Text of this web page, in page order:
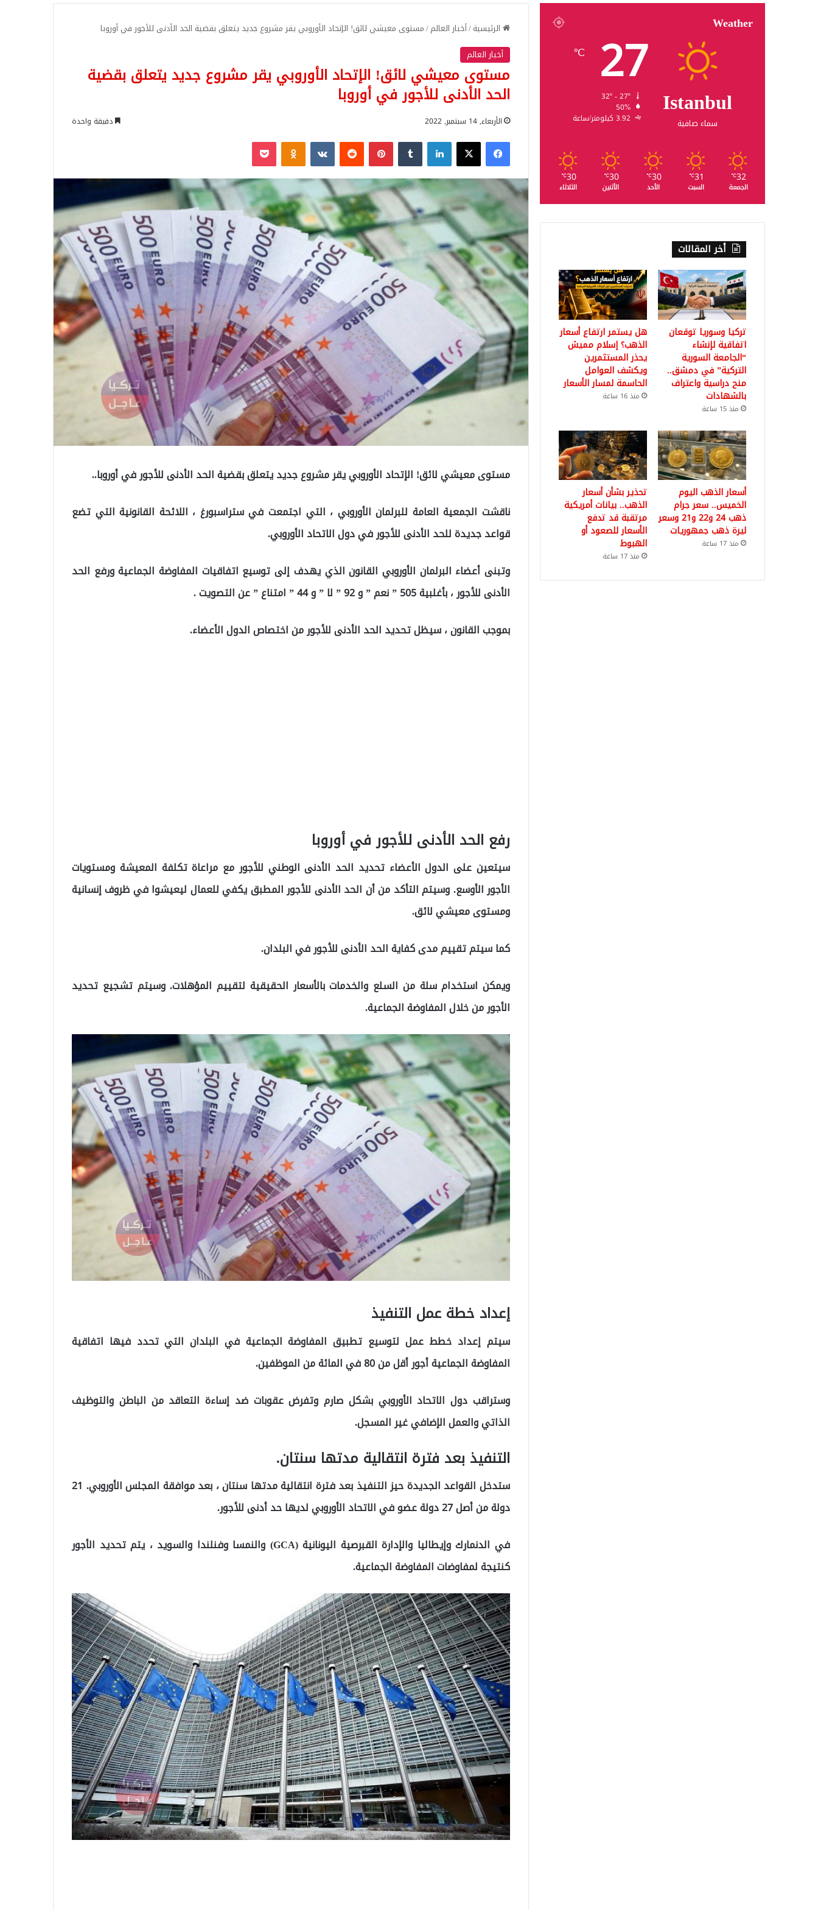
الرئيسية/أخبار العالم/مستوى معيشي لائق! الإتحاد الأوروبي يقر مشروع جديد يتعلق بقضية الحد الأدنى للأجور في أوروبا
أخبار العالم
مستوى معيشي لائق! الإتحاد الأوروبي يقر مشروع جديد يتعلق بقضية
الحد الأدنى للأجور في أوروبا
الأربعاء, 14 سبتمبر, 2022 دقيقة واحدة
فيسبوك‫X لينكدإن بينتيريست Odnoklassniki
‫Pocket
مستوى معيشي لائق! الإتحاد الأوروبي يقر مشروع جديد يتعلق بقضية الحد الأدنى للأجور في أوروبا..
ناقشت الجمعية العامة للبرلمان الأوروبي ، التي اجتمعت في ستراسبورغ ، اللائحة القانونية التي تضع
قواعد جديدة للحد الأدنى للأجور في دول الاتحاد الأوروبي.
وتبنى أعضاء البرلمان الأوروبي القانون الذي يهدف إلى توسيع اتفاقيات المفاوضة الجماعية ورفع الحد
الأدنى للأجور ، بأغلبية 505 ” نعم ” و 92 ” لا ” و 44 ” امتناع ” عن التصويت .
بموجب القانون ، سيظل تحديد الحد الأدنى للأجور من اختصاص الدول الأعضاء.
رفع الحد الأدنى للأجور في أوروبا
سيتعين على الدول الأعضاء تحديد الحد الأدنى الوطني للأجور مع مراعاة تكلفة المعيشة ومستويات
الأجور الأوسع. وسيتم التأكد من أن الحد الأدنى للأجور المطبق يكفي للعمال ليعيشوا في ظروف إنسانية
ومستوى معيشي لائق.
كما سيتم تقييم مدى كفاية الحد الأدنى للأجور في البلدان.
ويمكن استخدام سلة من السلع والخدمات بالأسعار الحقيقية لتقييم المؤهلات. وسيتم تشجيع تحديد
الأجور من خلال المفاوضة الجماعية.
إعداد خطة عمل التنفيذ
سيتم إعداد خطط عمل لتوسيع تطبيق المفاوضة الجماعية في البلدان التي تحدد فيها اتفاقية
المفاوضة الجماعية أجور أقل من 80 في المائة من الموظفين.
وستراقب دول الاتحاد الأوروبي بشكل صارم وتفرض عقوبات ضد إساءة التعاقد من الباطن والتوظيف
الذاتي والعمل الإضافي غير المسجل.
التنفيذ بعد فترة انتقالية مدتها سنتان.
ستدخل القواعد الجديدة حيز التنفيذ بعد فترة انتقالية مدتها سنتان ، بعد موافقة المجلس الأوروبي. 21
دولة من أصل 27 دولة عضو في الاتحاد الأوروبي لديها حد أدنى للأجور.
في الدنمارك وإيطاليا والإدارة القبرصية اليونانية (GCA) والنمسا وفنلندا والسويد ، يتم تحديد الأجور
كنتيجة لمفاوضات المفاوضة الجماعية.
Weather
Istanbul
سماء صافية
27
℃
50%
3.92 كيلومتر/ساعة
32
℃
الجمعة
31
℃
السبت
30
℃
الأحد
30
℃
الأثنين
30
℃
الثلاثاء
أخر المقالات
تركيا وسوريا توقعان
اتفاقية لإنشاء
“الجامعة السورية
التركية” في دمشق..
منح دراسية واعتراف
بالشهادات
منذ 15 ساعة
هل يستمر ارتفاع أسعار
الذهب؟ إسلام مميش
يحذر المستثمرين
ويكشف العوامل
الحاسمة لمسار الأسعار
منذ 16 ساعة
أسعار الذهب اليوم
الخميس.. سعر جرام
ذهب 24 و22 و21 وسعر
ليرة ذهب جمهوريات
منذ 17 ساعة
تحذير بشأن أسعار
الذهب.. بيانات أمريكية
مرتقبة قد تدفع
الأسعار للصعود أو
الهبوط
منذ 17 ساعة